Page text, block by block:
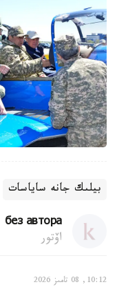
بيلىك جانە ساياسات
без автора
اۆتور
10:12, 08 تامىز 2026